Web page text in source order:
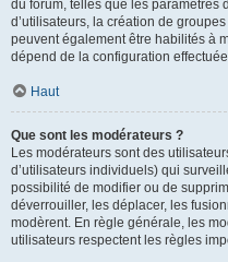
du forum, telles que les paramètres
d’utilisateurs, la création de
peuvent également être habilités à
dépend de la configuration
Haut
Que sont les modérateurs ?
Les modérateurs sont des
d’utilisateurs individuels) qui
possibilité de modifier ou de
déverrouiller, les déplacer, les
modèrent. En règle générale, les
utilisateurs respectent les règles